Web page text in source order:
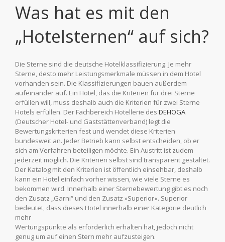
Was hat es mit den
„Hotelsternen“ auf sich?
Die Sterne sind die deutsche Hotelklassifizierung. Je mehr
Sterne, desto mehr Leistungsmerkmale müssen in dem Hotel
vorhanden sein. Die Klassifizierungen bauen außerdem
aufeinander auf. Ein Hotel, das die Kriterien für drei Sterne
erfüllen will, muss deshalb auch die Kriterien für zwei Sterne
Hotels erfüllen. Der Fachbereich Hotellerie des DEHOGA
(Deutscher Hotel- und Gaststättenverband) legt die
Bewertungskriterien fest und wendet diese Kriterien
bundesweit an. Jeder Betrieb kann selbst entscheiden, ob er
sich am Verfahren beteiligen möchte. Ein Austritt ist zudem
jederzeit möglich. Die Kriterien selbst sind transparent gestaltet.
Der Katalog mit den Kriterien ist öffentlich einsehbar, deshalb
kann ein Hotel einfach vorher wissen, wie viele Sterne es
bekommen wird. Innerhalb einer Sternebewertung gibt es noch
den Zusatz „Garni“ und den Zusatz »Superior«. Superior
bedeutet, dass dieses Hotel innerhalb einer Kategorie deutlich
mehr
Wertungspunkte als erforderlich erhalten hat, jedoch nicht
genug um auf einen Stern mehr aufzusteigen.